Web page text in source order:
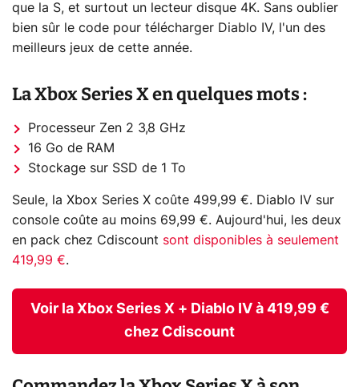
que la S, et surtout un lecteur disque 4K. Sans oublier
bien sûr le code pour télécharger Diablo IV, l'un des
meilleurs jeux de cette année.
La Xbox Series X en quelques mots :
Processeur Zen 2 3,8 GHz
16 Go de RAM
Stockage sur SSD de 1 To
Seule, la Xbox Series X coûte 499,99 €. Diablo IV sur
console coûte au moins 69,99 €. Aujourd'hui, les deux
en pack chez Cdiscount sont disponibles à seulement
419,99 €.
Voir la Xbox Series X + Diablo IV à 419,99 €
chez Cdiscount